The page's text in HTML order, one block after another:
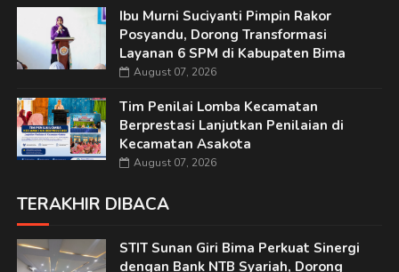
Ibu Murni Suciyanti Pimpin Rakor
Posyandu, Dorong Transformasi
Layanan 6 SPM di Kabupaten Bima
August 07, 2026
Tim Penilai Lomba Kecamatan
Berprestasi Lanjutkan Penilaian di
Kecamatan Asakota
August 07, 2026
TERAKHIR DIBACA
STIT Sunan Giri Bima Perkuat Sinergi
dengan Bank NTB Syariah, Dorong